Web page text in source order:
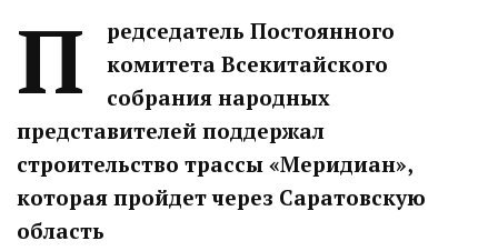
П
редседатель Постоянного
комитета Всекитайского
собрания народных
представителей поддержал
строительство трассы «Меридиан»,
которая пройдет через Саратовскую
область